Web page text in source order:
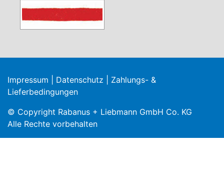
Impressum Datenschutz
Zahlungs- &
Lieferbedingungen
© Copyright Rabanus + Liebmann GmbH Co. KG
Alle Rechte vorbehalten